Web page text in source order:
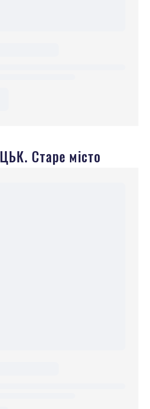
Старе місто